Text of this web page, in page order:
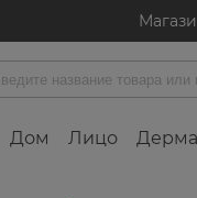
Дом Лицо